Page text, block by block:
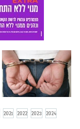
2021 2022 2023
2024